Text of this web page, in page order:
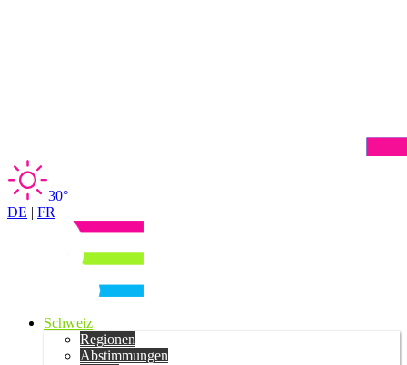
30°
DE | FR
Schweiz
Regionen
Abstimmungen